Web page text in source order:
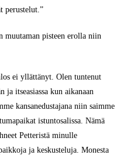
perustelut.”
muutaman pisteen erolla niin
ei yllättänyt. Olen tuntenut
ja itseasiassa kun aikanaan
kansanedustajana niin saimme
istuntosalissa. Nämä
Petteristä minulle
ja keskusteluja. Monesta